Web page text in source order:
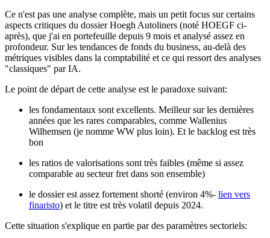
Ce n'est pas une analyse complète, mais un petit focus sur certains
aspects critiques du dossier Hoegh Autoliners (noté HOEGF ci-
après), que j'ai en portefeuille depuis 9 mois et analysé assez en
profondeur. Sur les tendances de fonds du business, au-delà des
métriques visibles dans la comptabilité et ce qui ressort des analyses
"classiques" par IA.
Le point de départ de cette analyse est le paradoxe suivant:
les fondamentaux sont excellents. Meilleur sur les dernières
années que les rares comparables, comme Wallenius
Wilhemsen (je nomme WW plus loin). Et le backlog est très
bon
les ratios de valorisations sont très faibles (même si assez
comparable au secteur fret dans son ensemble)
le dossier est assez fortement shorté (environ 4%- lien vers
finaristo) et le titre est très volatil depuis 2024.
Cette situation s'explique en partie par des paramètres sectoriels: